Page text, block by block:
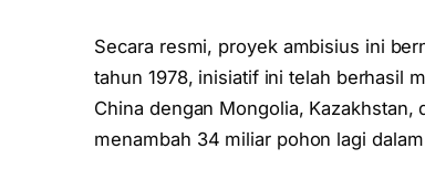
Secara resmi, proyek ambisius ini
tahun 1978, inisiatif ini telah berhasil
China dengan Mongolia, Kazakhstan,
menambah 34 miliar pohon lagi